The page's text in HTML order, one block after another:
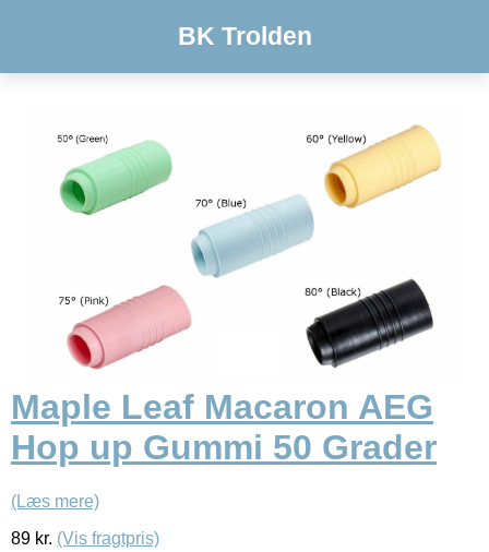
BK Trolden
Maple Leaf Macaron AEG
Hop up Gummi 50 Grader
(Læs mere)
89 kr. (Vis fragtpris)